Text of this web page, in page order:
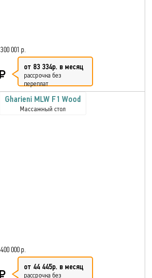
300 001 р.
от 83 334р. в месяц
рассрочка без
переплат
Gharieni MLW F1 Wood
Массажный стол
400 000 р.
от 44 445р. в месяц
рассрочка без